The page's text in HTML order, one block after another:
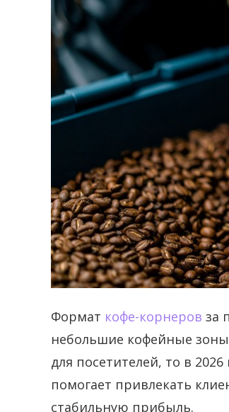
Формат кофе-корнеров за
небольшие кофейные
для посетителей, то в
помогает привлекать
стабильную прибыль.